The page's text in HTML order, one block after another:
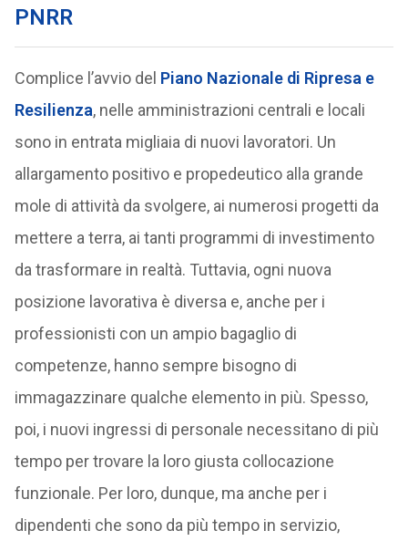
PNRR
Complice l’avvio del Piano Nazionale di Ripresa e
Resilienza, nelle amministrazioni centrali e locali
sono in entrata migliaia di nuovi lavoratori. Un
allargamento positivo e propedeutico alla grande
mole di attività da svolgere, ai numerosi progetti da
mettere a terra, ai tanti programmi di investimento
da trasformare in realtà. Tuttavia, ogni nuova
posizione lavorativa è diversa e, anche per i
professionisti con un ampio bagaglio di
competenze, hanno sempre bisogno di
immagazzinare qualche elemento in più. Spesso,
poi, i nuovi ingressi di personale necessitano di più
tempo per trovare la loro giusta collocazione
funzionale. Per loro, dunque, ma anche per i
dipendenti che sono da più tempo in servizio,